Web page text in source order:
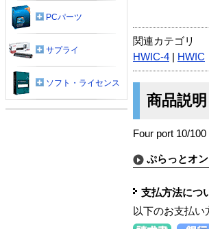
関連カテゴリ
HWIC-4
HWIC
商品説明
Four port 10/
ぷらっとオ
支払方法につ
以下のお支払い
PCパーツ
サプライ
ソフト・ライセンス